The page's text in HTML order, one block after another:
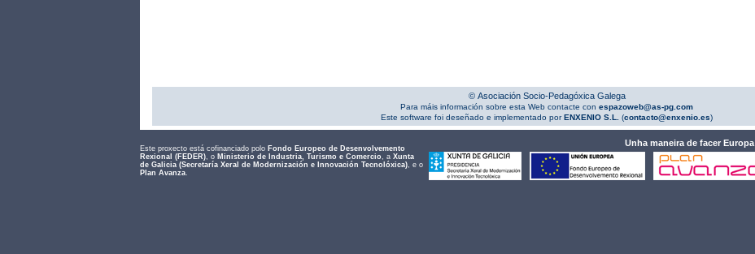
© Asociación Socio-Pedagóxica Galega
Para máis información sobre esta Web contacte con espazoweb@as-pg.com
Este software foi deseñado e implementado porENXENIO S.L. (contacto@enxenio.es)
Este proxecto está cofinanciado polo Fondo Europeo de Desenvolvemento
Rexional (FEDER), o Ministerio de Industria, Turismo e Comercio, a Xunta
de Galicia (Secretaría Xeral de Modernización e Innovación Tecnolóxica), e o
Plan Avanza.
Unha maneira de facer Europa